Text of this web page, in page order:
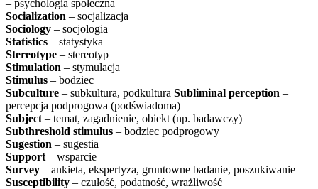
– psychologia społeczna
Socialization – socjalizacja
Sociology – socjologia
Statistics – statystyka
Stereotype – stereotyp
Stimulation – stymulacja
Stimulus – bodziec
Subculture – subkultura, podkultura Subliminal perception –
percepcja podprogowa (podświadoma)
Subject – temat, zagadnienie, obiekt (np. badawczy)
Subthreshold stimulus – bodziec podprogowy
Sugestion – sugestia
Support – wsparcie
Survey – ankieta, ekspertyza, gruntowne badanie, poszukiwanie
Susceptibility – czułość, podatność, wrażliwość